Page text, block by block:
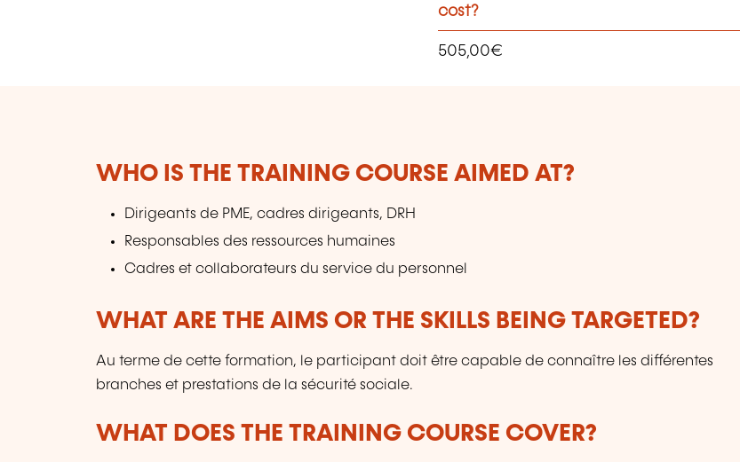
cost?
505,00€
WHO IS THE TRAINING COURSE AIMED AT?
Dirigeants de PME, cadres dirigeants, DRH
Responsables des ressources humaines
Cadres et collaborateurs du service du personnel
WHAT ARE THE AIMS OR THE SKILLS BEING TARGETED?
Au terme de cette formation, le participant doit être capable de connaître les différentes
branches et prestations de la sécurité sociale.
WHAT DOES THE TRAINING COURSE COVER?